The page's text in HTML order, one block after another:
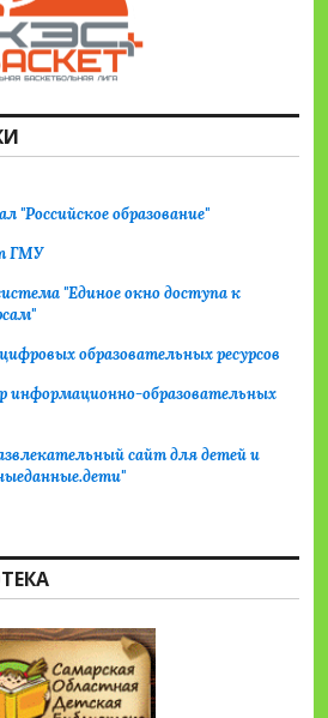
"Российское образование"
ГМУ
"Единое окно доступа к
образовательных ресурсов
информационно-образовательных
сайт для детей и